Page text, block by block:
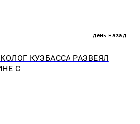
день назад
КУЗБАССА РАЗВЕЯЛ
С